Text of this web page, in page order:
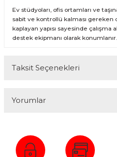
Ev stüdyoları, ofis ortamları ve
sabit ve kontrollü kalması
kaplayan yapısı sayesinde çalışma
destek ekipmanı olarak konumlanır.
Taksit Seçenekleri
Yorumlar
Bu ürüne ilk